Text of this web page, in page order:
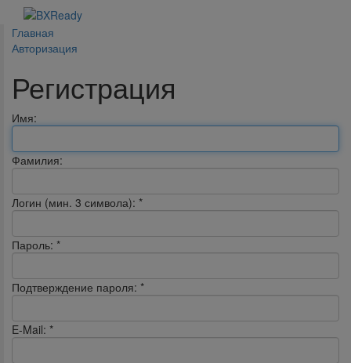
Главная
Авторизация
Регистрация
Имя:
Фамилия:
Логин (мин. 3 символа): *
Пароль: *
Подтверждение пароля: *
E-Mail: *